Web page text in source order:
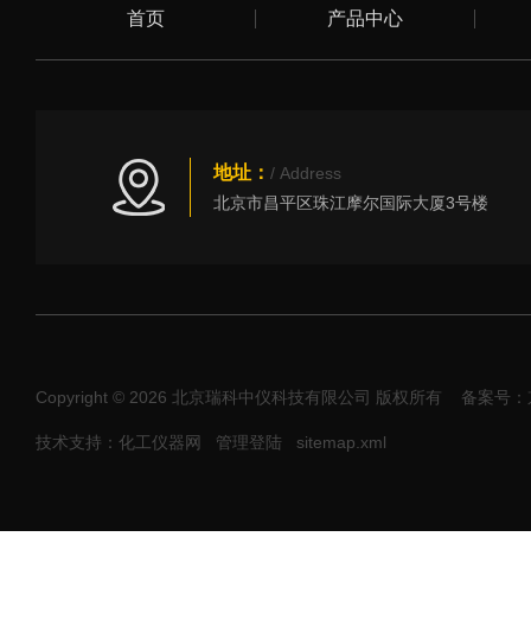
首页 产品中心
地址： / Address
北京市昌平区珠江摩尔国际大厦3号楼
Copyright © 2026 北京瑞科中仪科技有限公司 版权所有 备案号
技术支持：化工仪器网 管理登陆 sitemap.xml